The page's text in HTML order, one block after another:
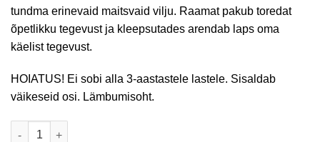
tundma erinevaid maitsvaid vilju. Raamat pakub toredat
õpetlikku tegevust ja kleepsutades arendab laps oma
käelist tegevust.
HOIATUS! Ei sobi alla 3-aastastele lastele. Sisaldab
väikeseid osi. Lämbumisoht.
Kleepsuraamat. Viljad kogus